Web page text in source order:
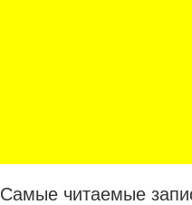
Самые читаемые